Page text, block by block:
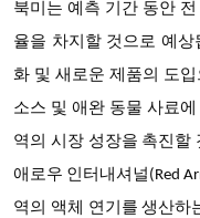
북미는 예측 기간 동안 전
율을 차지할 것으로 예상
화 및 새로운 제품의 도
소스 및 애완 동물 사료
역의 시장 성장을 촉진할
애로우 인터내셔널(Red
역의 액체 연기를 생산하